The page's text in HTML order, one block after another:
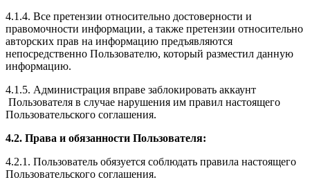
4.1.4. Все претензии относительно достоверности и
правомочности информации, а также претензии относительно
авторских прав на информацию предъявляются
непосредственно Пользователю, который разместил данную
информацию.
4.1.5. Администрация вправе заблокировать аккаунт
Пользователя в случае нарушения им правил настоящего
Пользовательского соглашения.
4.2. Права и обязанности Пользователя:
4.2.1. Пользователь обязуется соблюдать правила настоящего
Пользовательского соглашения.